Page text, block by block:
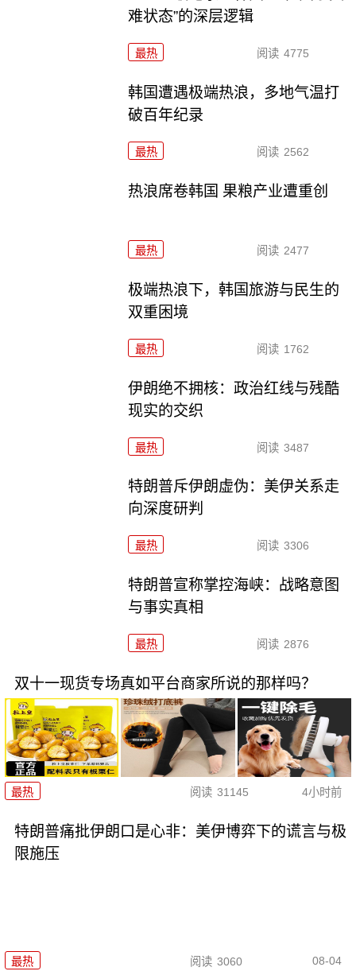
难状态”的深层逻辑
最热 阅读 4775
韩国遭遇极端热浪，多地气温打
破百年纪录
最热 阅读 2562
热浪席卷韩国 果粮产业遭重创
最热 阅读 2477
极端热浪下，韩国旅游与民生的
双重困境
最热 阅读 1762
伊朗绝不拥核：政治红线与残酷
现实的交织
最热 阅读 3487
特朗普斥伊朗虚伪：美伊关系走
向深度研判
最热 阅读 3306
特朗普宣称掌控海峡：战略意图
与事实真相
最热 阅读 2876
双十一现货专场真如平台商家所说的那样吗？
最热 阅读 31145 4小时前
特朗普痛批伊朗口是心非：美伊博弈下的谎言与极
限施压
最热 阅读 3060 08-04